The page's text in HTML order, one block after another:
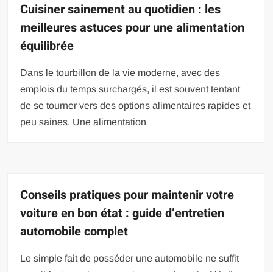
Cuisiner sainement au quotidien : les
meilleures astuces pour une alimentation
équilibrée
Dans le tourbillon de la vie moderne, avec des
emplois du temps surchargés, il est souvent tentant
de se tourner vers des options alimentaires rapides et
peu saines. Une alimentation
Conseils pratiques pour maintenir votre
voiture en bon état : guide d’entretien
automobile complet
Le simple fait de posséder une automobile ne suffit